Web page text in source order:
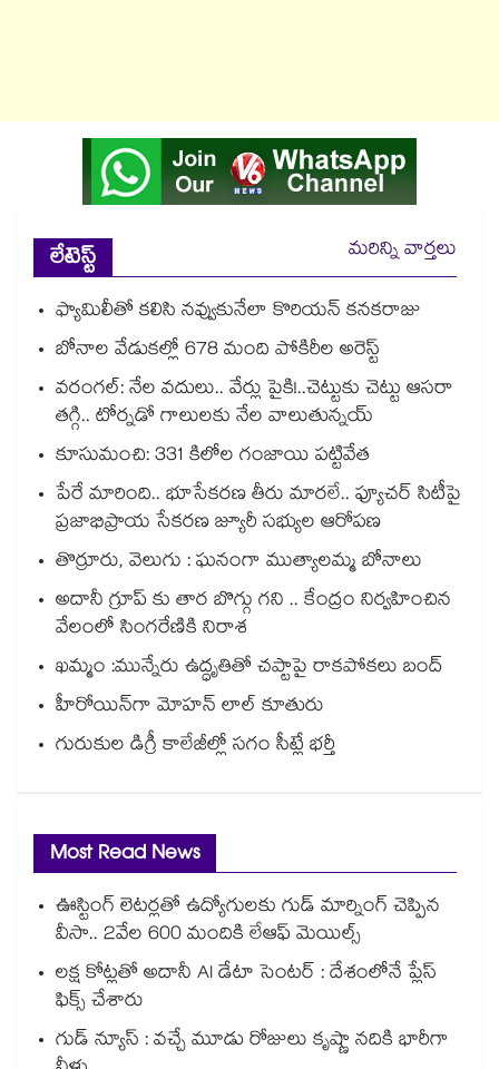
లేటెస్ట్
మరిన్ని వార్తలు
ఫ్యామిలీతో కలిసి నవ్వుకునేలా కొరియన్ కనకరాజు
బోనాల వేడుకల్లో 678 మంది పోకిరీల అరెస్ట్
వరంగల్‍: నేల వదులు.. వేర్లు పైకి!..చెట్టుకు చెట్టు ఆసరా
తగ్గి.. టోర్నడో గాలులకు నేల వాలుతున్నయ్
కూసుమంచి: 331 కిలోల గంజాయి పట్టివేత
పేరే మారింది.. భూసేకరణ తీరు మారలే.. ఫ్యూచర్ సిటీపై
ప్రజాభిప్రాయ సేకరణ జ్యూరీ సభ్యుల ఆరోపణ
తొర్రూరు, వెలుగు : ఘనంగా ముత్యాలమ్మ బోనాలు
అదానీ గ్రూప్ కు తార బొగ్గు గని .. కేంద్రం నిర్వహించిన
వేలంలో సింగరేణికి నిరాశ
ఖమ్మం :మున్నేరు ఉద్ధృతితో చప్టాపై రాకపోకలు బంద్
హీరోయిన్⁭గా మోహన్ లాల్ కూతురు
గురుకుల డిగ్రీ కాలేజీల్లో సగం సీట్లే భర్తీ
Most Read News
ఊస్టింగ్ లెటర్లతో ఉద్యోగులకు గుడ్ మార్నింగ్ చెప్పిన
వీసా.. 2వేల 600 మందికి లేఆఫ్ మెయిల్స్
లక్ష కోట్లతో అదానీ AI డేటా సెంటర్ : దేశంలోనే ప్లేస్
ఫిక్స్ చేశారు
గుడ్ న్యూస్ : వచ్చే మూడు రోజులు కృష్ణా నదికి భారీగా